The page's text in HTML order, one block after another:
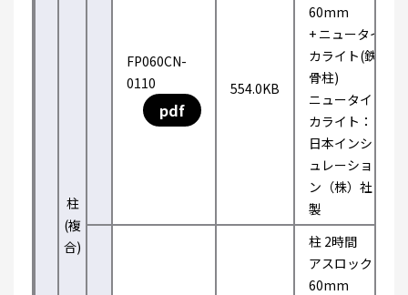
柱
(複
合)
FP060CN-
0110
pdf
554.0KB
60mm
+ ニュータイ
カライト(鉄
骨柱)
ニュータイ
カライト：
日本インシ
ュレーショ
ン（株）社
製
柱 2時間
アスロック
60mm